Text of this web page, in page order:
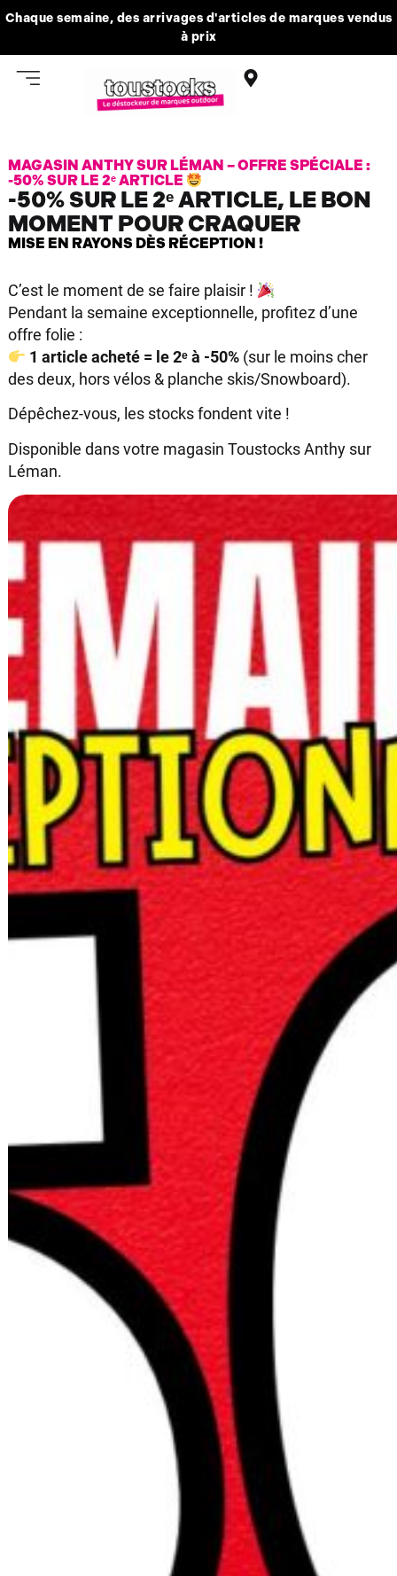
Chaque semaine, des arrivages d'articles de marques vendus
à prix
MAGASIN ANTHY SUR LÉMAN – OFFRE SPÉCIALE :
-50% SUR LE 2ᵉ ARTICLE
-50% SUR LE 2ᵉ ARTICLE, LE BON
MOMENT POUR CRAQUER
MISE EN RAYONS DÈS RÉCEPTION !
C’est le moment de se faire plaisir !
Pendant la semaine exceptionnelle, profitez d’une
offre folie :
1 article acheté = le 2ᵉ à -50% (sur le moins cher
des deux, hors vélos & planche skis/Snowboard).
Dépêchez-vous, les stocks fondent vite !
Disponible dans votre magasin Toustocks Anthy sur
Léman.